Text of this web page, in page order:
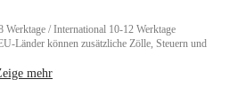
Werktage / International 10-12 Werktage
Länder können zusätzliche Zölle, Steuern und
mehr